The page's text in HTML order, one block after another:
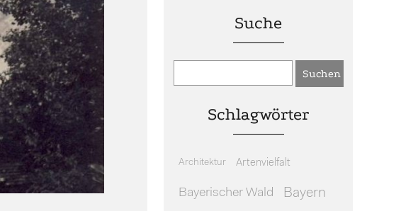
Suche
Schlagwörter
Architektur Artenvielfalt
Bayerischer Wald Bayern